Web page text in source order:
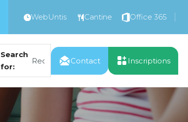
WebUntis Cantine Office 365
Search
for:
Contact Inscriptions